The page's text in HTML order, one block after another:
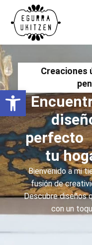
Creaciones
perfecto
tu
Bienvenido a mi
fusión de
Descubre diseños
con un
Abrir barra de